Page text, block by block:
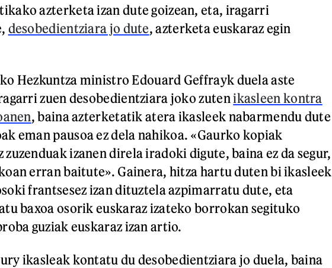
azterketa izan dute goizean, eta, iragarri
desobedientziara jo dute, azterketa euskaraz egin
Hezkuntza ministro Edouard Geffrayk duela aste
zuen desobedientziara joko zutenikasleen kontra
, baina azterketatik atera ikasleek nabarmendu dute
eman pausoa ez dela nahikoa. «Gaurko kopiak
zuzenduak izanen direla iradoki digute, baina ez da segur,
erran baitute». Gainera, hitza hartu duten bi ikasleek
frantsesez izan dituztela azpimarratu dute, eta
baxoa osorik euskaraz izateko borrokan segituko
guziak euskaraz izan artio.
ikasleak kontatu du desobedientziara jo duela, baina